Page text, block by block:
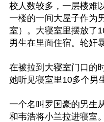
校人数较多，一层楼难
一楼的一间大屋子作为
室）。大寝室里摆放了
男生在里面住宿。轮奸
在被拉到大寝室门口的
她听见寝室里10多个男
一个名叫罗国豪的男生
和韦浩将小兰拉进寝室